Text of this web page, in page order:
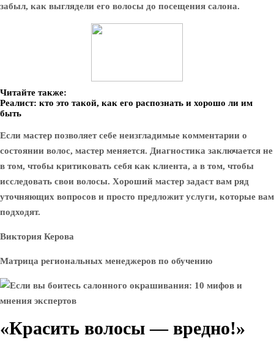
забыл, как выглядели его волосы до посещения салона.
Читайте также:
Реалист: кто это такой, как его распознать и хорошо ли им
быть
Если мастер позволяет себе неизгладимые комментарии о
состоянии волос, мастер меняется. Диагностика заключается не
в том, чтобы критиковать себя как клиента, а в том, чтобы
исследовать свои волосы. Хороший мастер задаст вам ряд
уточняющих вопросов и просто предложит услуги, которые вам
подходят.
Виктория Керова
Матрица региональных менеджеров по обучению
«Красить волосы — вредно!»